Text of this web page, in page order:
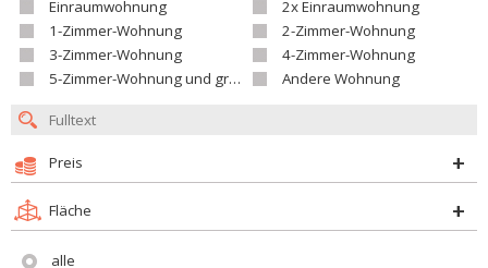
Einraumwohnung
2x Einraumwohnung
1-Zimmer-Wohnung
2-Zimmer-Wohnung
3-Zimmer-Wohnung
4-Zimmer-Wohnung
5-Zimmer-Wohnung und größer
Andere Wohnung
Preis
Fläche
alle